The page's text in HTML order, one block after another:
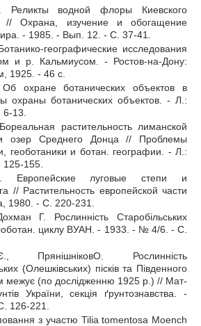
Реликты водной флоры Киевского
// Охрана, изучение и обогащение
- 1985. - Вып. 12. - С. 37-41.
географические исследования
и р. Кальмиусом. - Ростов-на-Дону:
1925. - 46 с.
охране ботанических объектов в
охраны ботанических объектов. - Л.:
13.
растительность лиманской
озер Среднего Донца // Проблемы
геоботаники и ботан. географии. - Л.:
155.
Европейские луговые степи и
// Растительность европейской части
1980. - С. 220-231.
Г. Рослинність Старобільських
циклу ВУАН. - 1933. - № 4/6. - С.
ПрянішніковО. Рослинність
(Олешківських) пісків та Південного
межує (по дослідженню 1925 р.) // Мат-
України, секція ґрунтознавства. -
126-221.
з участю Tilia tomentosa Moench